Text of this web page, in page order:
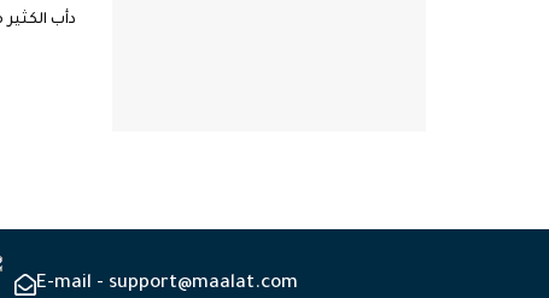
دأب
E-mail - support@maalat.com